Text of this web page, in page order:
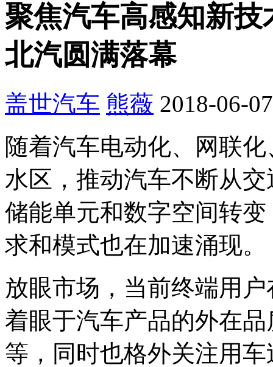
聚焦汽车高感知新
北汽圆满落幕
盖世汽车 熊薇 2018-06-
随着汽车电动化、网联
水区，推动汽车不断从
储能单元和数字空间转
求和模式也在加速涌现。
放眼市场，当前终端用
着眼于汽车产品的外在
等，同时也格外关注用